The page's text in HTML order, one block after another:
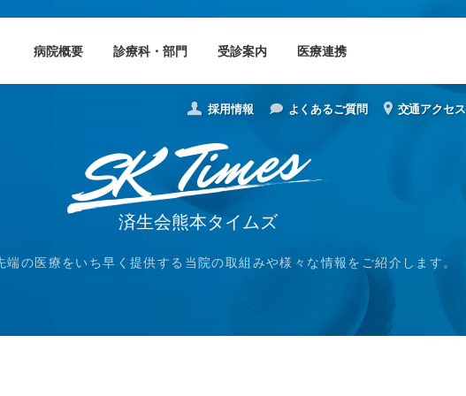
病院概要 診療科・部門 受診案内 医療連携
採用情報 よくあるご質問 交通アクセス
済生会熊本タイムズ
端の医療をいち早く提供する当院の取組みや様々な情報をご紹介します。